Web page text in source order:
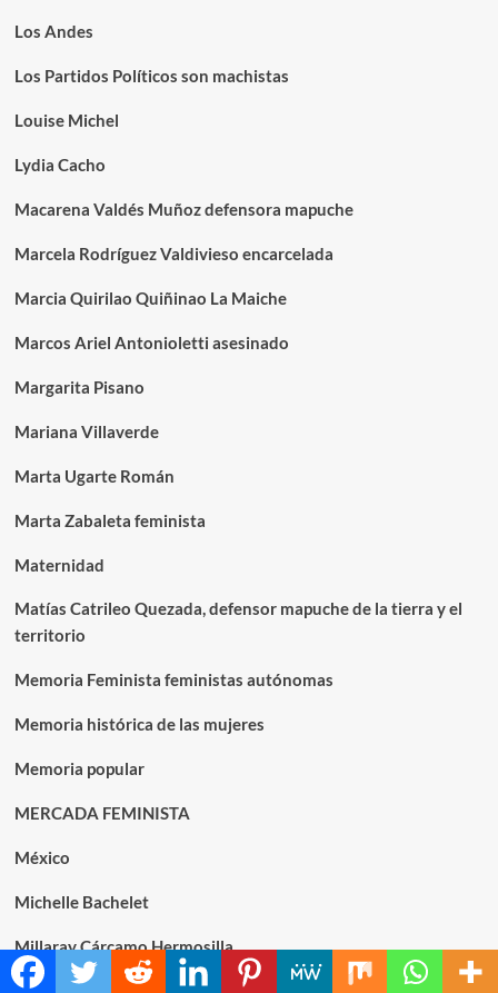
Los Andes
Los Partidos Políticos son machistas
Louise Michel
Lydia Cacho
Macarena Valdés Muñoz defensora mapuche
Marcela Rodríguez Valdivieso encarcelada
Marcia Quirilao Quiñinao La Maiche
Marcos Ariel Antonioletti asesinado
Margarita Pisano
Mariana Villaverde
Marta Ugarte Román
Marta Zabaleta feminista
Maternidad
Matías Catrileo Quezada, defensor mapuche de la tierra y el
territorio
Memoria Feminista feministas autónomas
Memoria histórica de las mujeres
Memoria popular
MERCADA FEMINISTA
México
Michelle Bachelet
Millaray Cárcamo Hermosilla